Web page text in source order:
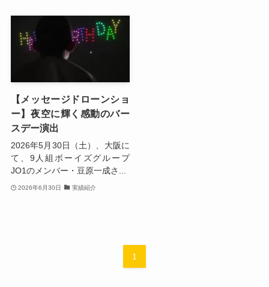
【メッセージドローンショ
ー】夜空に輝く感動のバー
スデー演出
2026年5月30日（土）、大阪に
て、9人組ボーイズグループ
JO1のメンバー・豆原一成さ...
2026年6月30日 実績紹介
1